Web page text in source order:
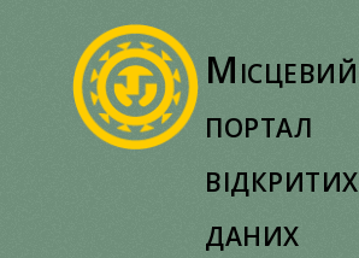
Місцевий
портал
відкритих
даних